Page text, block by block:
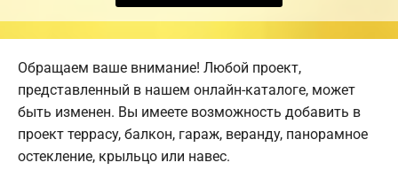
Обращаем ваше внимание! Любой проект,
представленный в нашем онлайн-каталоге, может
быть изменен. Вы имеете возможность добавить в
проект террасу, балкон, гараж, веранду, панорамное
остекление, крыльцо или навес.